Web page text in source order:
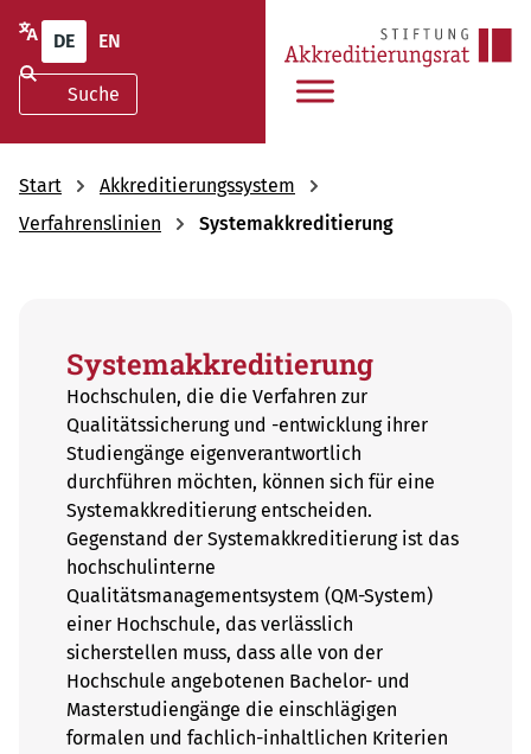
DE EN
Start
Akkreditierungssystem
Verfahrenslinien
Systemakkreditierung
Systemakkreditierung
Hochschulen, die die Verfahren zur
Qualitätssicherung und -entwicklung ihrer
Studiengänge eigenverantwortlich
durchführen möchten, können sich für eine
Systemakkreditierung entscheiden.
Gegenstand der Systemakkreditierung ist das
hochschulinterne
Qualitätsmanagementsystem (QM-System)
einer Hochschule, das verlässlich
sicherstellen muss, dass alle von der
Hochschule angebotenen Bachelor- und
Masterstudiengänge die einschlägigen
formalen und fachlich-inhaltlichen Kriterien